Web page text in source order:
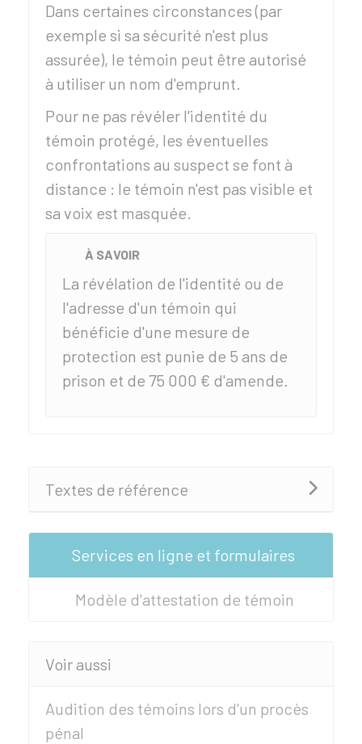
Dans certaines circonstances (par
exemple si sa sécurité n'est plus
assurée), le témoin peut être autorisé
à utiliser un nom d'emprunt.
Pour ne pas révéler l'identité du
témoin protégé, les éventuelles
confrontations au suspect se font à
distance : le témoin n'est pas visible et
sa voix est masquée.
À SAVOIR
La révélation de l'identité ou de
l'adresse d'un témoin qui
bénéficie d'une mesure de
protection est punie de 5 ans de
prison et de 75 000 € d'amende.
Textes de référence
Services en ligne et formulaires
Modèle d'attestation de témoin
Voir aussi
Audition des témoins lors d'un procès
pénal